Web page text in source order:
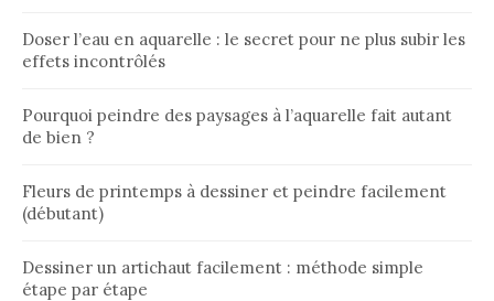
Doser l’eau en aquarelle : le secret pour ne plus subir les
effets incontrôlés
Pourquoi peindre des paysages à l’aquarelle fait autant
de bien ?
Fleurs de printemps à dessiner et peindre facilement
(débutant)
Dessiner un artichaut facilement : méthode simple
étape par étape